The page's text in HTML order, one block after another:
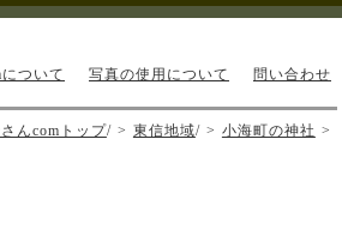
ついて 写真の使用について 問い合わせ
んcomトップ/ 東信地域/ 小海町の神社